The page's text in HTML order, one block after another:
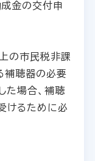
成金の交付申
の市民税非課
補聴器の必要
た場合、補聴
けるために必